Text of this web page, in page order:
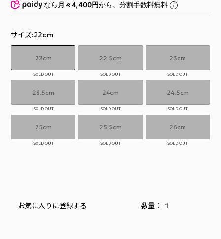
なら 月々4,400円から。分割手数料無料
サイズ 22cm
22cm
SOLD OUT
22.5cm
SOLD OUT
23cm
SOLD OUT
23.5cm
SOLD OUT
24cm
SOLD OUT
24.5cm
SOLD OUT
25cm
SOLD OUT
25.5cm
SOLD OUT
26cm
SOLD OUT
お気に入りに登録する